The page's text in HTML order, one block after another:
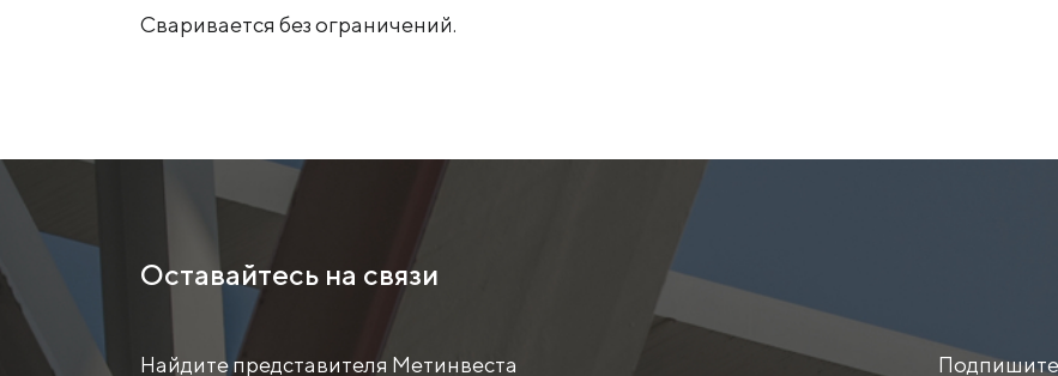
Сваривается без ограничений.
Оставайтесь на связи
Найдите представителя Метинвеста